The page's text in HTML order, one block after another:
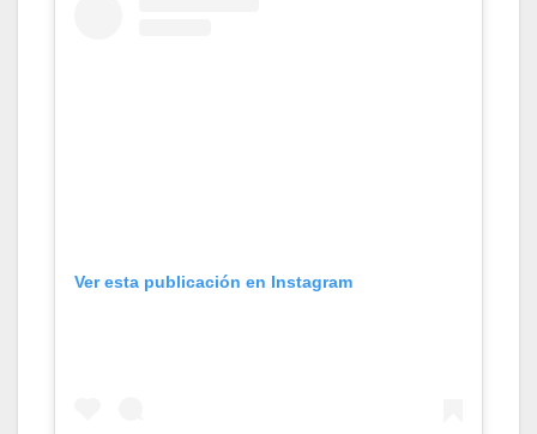
Ver esta publicación en Instagram